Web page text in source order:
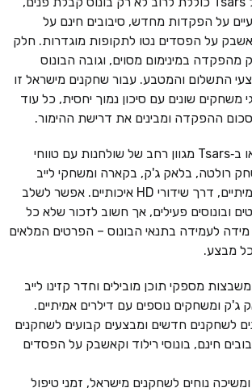
על הפקדות מחדש, סיבובים חינם על
על הפסדים נטו לתקופות מוגדרות. חלק
מהפקדה במינימום מסוים, וגובה הבונוס
התשלום והמטבע. עבור שחקנים מישראל זו
משחקים שונים עם סיכון נמוך יחסית, כל עוד
ההפקדה ומבינים את דרישת ההימור.
חובבי קזינו לייב ימצאו ב‑Tsars מגוון רחב של שולחנות עם טווחי
רולטה, בלאק ג'ק, בקארה ומשחקי לייב
נוספים עם דילרים אמיתיים, דרך שידורי HD איכותיים. אפשר לשלב
ובונוסים פעילים, אך חשוב לזכור שלא כל
לעמידה בתנאי הבונוס – הפרטים המלאים
מבצע.
מספקי תוכן מובילים וחדר קזינו לייב
ג'ק ומשחקים נוספים עם דילרים אמיתיים.
לשחקנים חדשים ומבצעים קבועים לשחקנים
חינם, בונוסי רילוד וקאשבק על הפסדים
נוחים לשחקנים מישראל, זמני טיפול